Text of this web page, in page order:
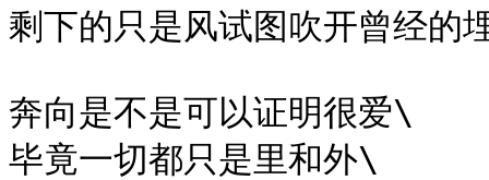
剩下的只是风试图吹开曾经的
奔向是不是可以证明很爱\
毕竟一切都只是里和外\